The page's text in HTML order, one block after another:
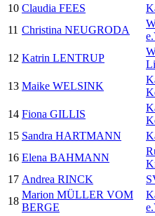
10 Claudia FEES
11 Christina NEUGRODA
12 Katrin LENTRUP
13 Maike WELSINK
14 Fiona GILLIS
15 Sandra HARTMANN
16 Elena BAHMANN
17 Andrea RINCK
18
Marion MÜLLER VOM
BERGE